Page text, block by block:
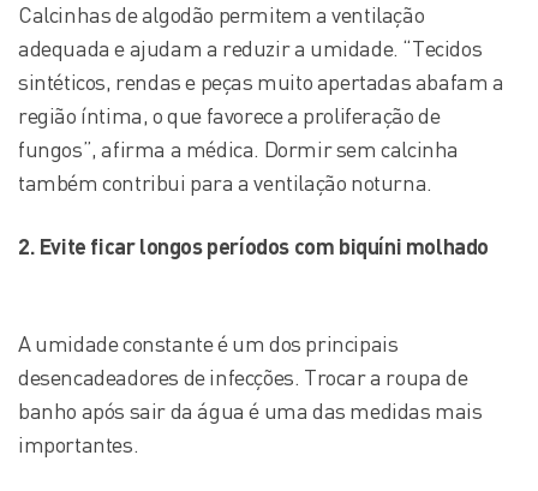
Calcinhas de algodão permitem a ventilação
adequada e ajudam a reduzir a umidade. “Tecidos
sintéticos, rendas e peças muito apertadas abafam a
região íntima, o que favorece a proliferação de
fungos”, afirma a médica. Dormir sem calcinha
também contribui para a ventilação noturna.
2. Evite ficar longos períodos com biquíni molhado
A umidade constante é um dos principais
desencadeadores de infecções. Trocar a roupa de
banho após sair da água é uma das medidas mais
importantes.